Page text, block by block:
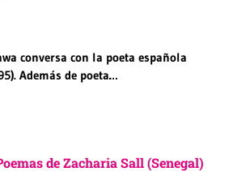
conversa con la poeta española
Además de poeta…
de Zacharia Sall (Senegal)